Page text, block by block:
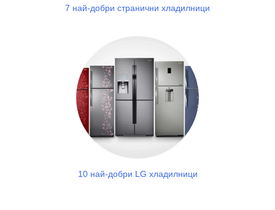
7 най-добри странични хладилници
10 най-добри LG хладилници